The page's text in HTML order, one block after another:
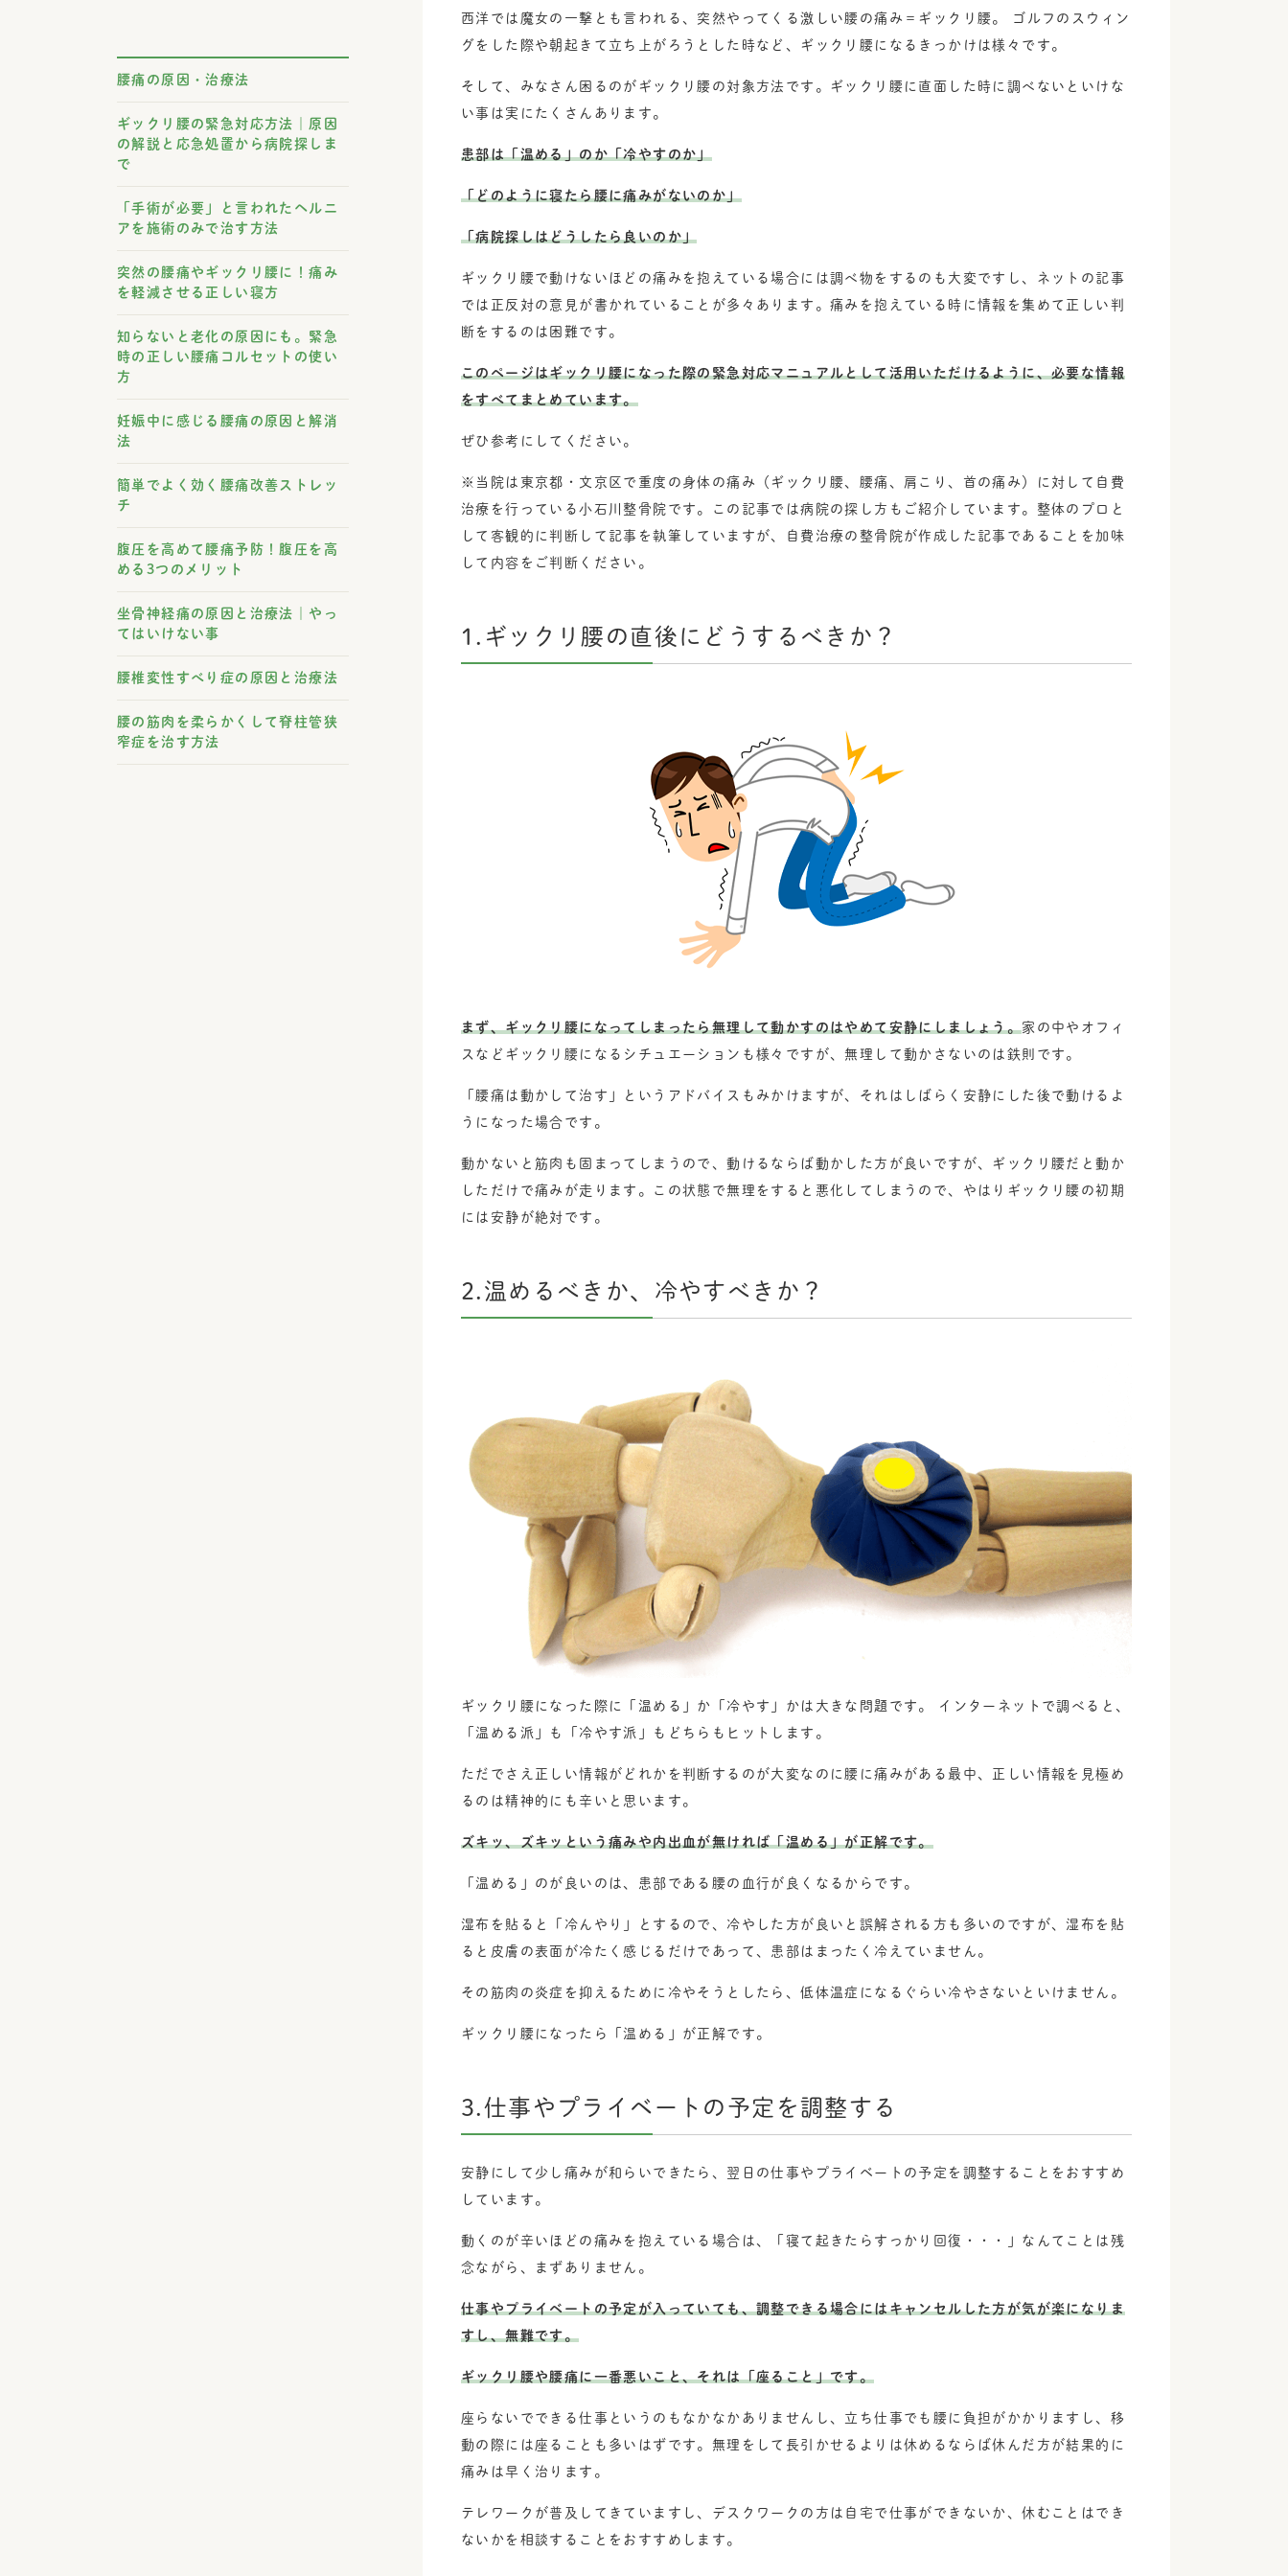
腰痛の原因・治療法
ギックリ腰の緊急対応方法｜原因
の解説と応急処置から病院探しま
で
「手術が必要」と言われたヘルニ
アを施術のみで治す方法
突然の腰痛やギックリ腰に！痛み
を軽減させる正しい寝方
知らないと老化の原因にも。緊急
時の正しい腰痛コルセットの使い
方
妊娠中に感じる腰痛の原因と解消
法
簡単でよく効く腰痛改善ストレッ
チ
腹圧を高めて腰痛予防！腹圧を高
める3つのメリット
坐骨神経痛の原因と治療法｜やっ
てはいけない事
腰椎変性すべり症の原因と治療法
腰の筋肉を柔らかくして脊柱管狭
窄症を治す方法
西洋では魔女の一撃とも言われる、突然やってくる激しい腰の痛み＝ギックリ腰。 ゴルフのスウィン
グをした際や朝起きて立ち上がろうとした時など、ギックリ腰になるきっかけは様々です。
そして、みなさん困るのがギックリ腰の対象方法です。ギックリ腰に直面した時に調べないといけな
い事は実にたくさんあります。
患部は「温める」のか「冷やすのか」
「どのように寝たら腰に痛みがないのか」
「病院探しはどうしたら良いのか」
ギックリ腰で動けないほどの痛みを抱えている場合には調べ物をするのも大変ですし、ネットの記事
では正反対の意見が書かれていることが多々あります。痛みを抱えている時に情報を集めて正しい判
断をするのは困難です。
このページはギックリ腰になった際の緊急対応マニュアルとして活用いただけるように、必要な情報
をすべてまとめています。
ぜひ参考にしてください。
※当院は東京都・文京区で重度の身体の痛み（ギックリ腰、腰痛、肩こり、首の痛み）に対して自費
治療を行っている小石川整骨院です。この記事では病院の探し方もご紹介しています。整体のプロと
して客観的に判断して記事を執筆していますが、自費治療の整骨院が作成した記事であることを加味
して内容をご判断ください。
1.ギックリ腰の直後にどうするべきか？
まず、ギックリ腰になってしまったら無理して動かすのはやめて安静にしましょう。家の中やオフィ
スなどギックリ腰になるシチュエーションも様々ですが、無理して動かさないのは鉄則です。
「腰痛は動かして治す」というアドバイスもみかけますが、それはしばらく安静にした後で動けるよ
うになった場合です。
動かないと筋肉も固まってしまうので、動けるならば動かした方が良いですが、ギックリ腰だと動か
しただけで痛みが走ります。この状態で無理をすると悪化してしまうので、やはりギックリ腰の初期
には安静が絶対です。
2.温めるべきか、冷やすべきか？
ギックリ腰になった際に「温める」か「冷やす」かは大きな問題です。 インターネットで調べると、
「温める派」も「冷やす派」もどちらもヒットします。
ただでさえ正しい情報がどれかを判断するのが大変なのに腰に痛みがある最中、正しい情報を見極め
るのは精神的にも辛いと思います。
ズキッ、ズキッという痛みや内出血が無ければ「温める」が正解です。
「温める」のが良いのは、患部である腰の血行が良くなるからです。
湿布を貼ると「冷んやり」とするので、冷やした方が良いと誤解される方も多いのですが、湿布を貼
ると皮膚の表面が冷たく感じるだけであって、患部はまったく冷えていません。
その筋肉の炎症を抑えるために冷やそうとしたら、低体温症になるぐらい冷やさないといけません。
ギックリ腰になったら「温める」が正解です。
3.仕事やプライベートの予定を調整する
安静にして少し痛みが和らいできたら、翌日の仕事やプライベートの予定を調整することをおすすめ
しています。
動くのが辛いほどの痛みを抱えている場合は、「寝て起きたらすっかり回復・・・」なんてことは残
念ながら、まずありません。
仕事やプライベートの予定が入っていても、調整できる場合にはキャンセルした方が気が楽になりま
すし、無難です。
ギックリ腰や腰痛に一番悪いこと、それは「座ること」です。
座らないでできる仕事というのもなかなかありませんし、立ち仕事でも腰に負担がかかりますし、移
動の際には座ることも多いはずです。無理をして長引かせるよりは休めるならば休んだ方が結果的に
痛みは早く治ります。
テレワークが普及してきていますし、デスクワークの方は自宅で仕事ができないか、休むことはでき
ないかを相談することをおすすめします。